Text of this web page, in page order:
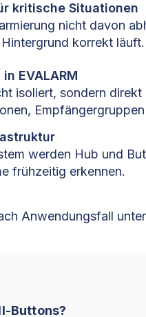
kritische Situationen
nicht davon
korrekt läuft.
EVALARM
isoliert, sondern
werden Hub und
frühzeitig erkennen.
Anwendungsfall
Buttons?